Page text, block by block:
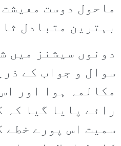
ماحول دوست
بہترین متبادل
دونوں سیشنز میں
سوال و جواب کے
مکالمہ ہوا اور
رائے پایا گیا
سمیت اس پورے خطے